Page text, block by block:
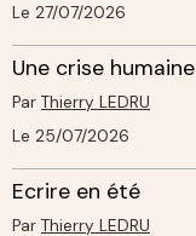
Le 27/07/2026
Une crise humaine
Par Thierry LEDRU
Le 25/07/2026
Ecrire en été
Par Thierry LEDRU